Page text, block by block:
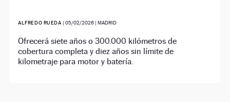
ALFREDO RUEDA | 05/02/2026| MADRID
Ofrecerá siete años o 300.000 kilómetros de
cobertura completa y diez años sin límite de
kilometraje para motor y batería.